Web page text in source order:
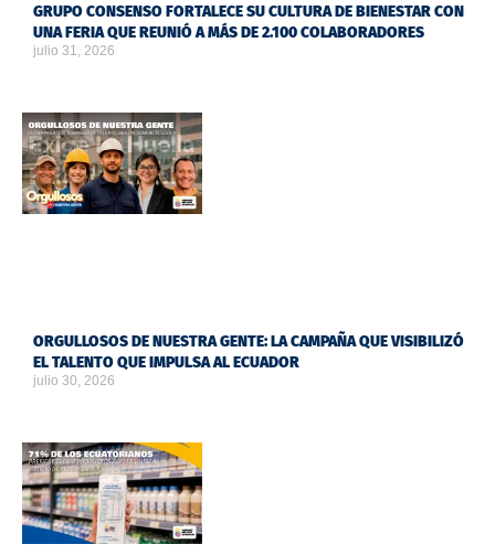
GRUPO CONSENSO FORTALECE SU CULTURA DE BIENESTAR CON
UNA FERIA QUE REUNIÓ A MÁS DE 2.100 COLABORADORES
julio 31, 2026
ORGULLOSOS DE NUESTRA GENTE: LA CAMPAÑA QUE VISIBILIZÓ
EL TALENTO QUE IMPULSA AL ECUADOR
julio 30, 2026